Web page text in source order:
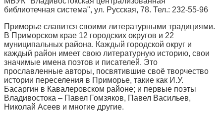
библиотечная система", ул. Русская, 78. Тел.: 232-55-96
Приморье славится своими литературными традициями.
В Приморском крае 12 городских округов и 22
муниципальных района. Каждый городской округ и
каждый район имеет свою литературную историю, свои
значимые имена поэтов и писателей. Это
прославленные авторы, посвятившие своё творчество
истории переселения в Приморье, такие как И.У.
Басаргин в Кавалеровском районе; и первые поэты
Владивостока – Павел Гомзяков, Павел Васильев,
Николай Асеев и многие другие.